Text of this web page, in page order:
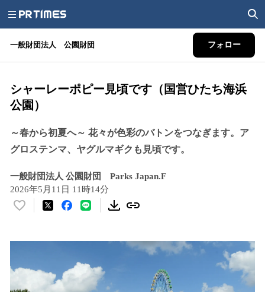
一般財団法人 公園財団 フォロー
シャーレーポピー見頃です（国営ひたち海浜
公園）
～春から初夏へ～ 花々が色彩のバトンをつなぎます。ア
グロステンマ、ヤグルマギクも見頃です。
一般財団法人 公園財団 Parks Japan.F
2026年5月11日 11時14分
い